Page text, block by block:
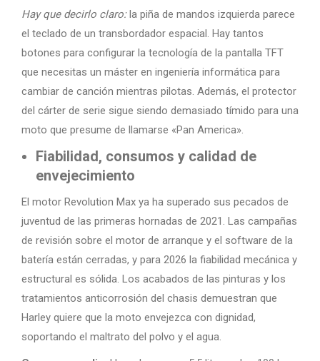
Hay que decirlo claro:la piña de mandos izquierda parece
el teclado de un transbordador espacial. Hay tantos
botones para configurar la tecnología de la pantalla TFT
que necesitas un máster en ingeniería informática para
cambiar de canción mientras pilotas. Además, el protector
del cárter de serie sigue siendo demasiado tímido para una
moto que presume de llamarse «Pan America».
Fiabilidad, consumos y calidad de
envejecimiento
El motor Revolution Max ya ha superado sus pecados de
juventud de las primeras hornadas de 2021. Las campañas
de revisión sobre el motor de arranque y el software de la
batería están cerradas, y para 2026 la fiabilidad mecánica y
estructural es sólida. Los acabados de las pinturas y los
tratamientos anticorrosión del chasis demuestran que
Harley quiere que la moto envejezca con dignidad,
soportando el maltrato del polvo y el agua.